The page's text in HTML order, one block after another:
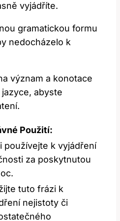
vyjádříte.
gramatickou formu
nedocházelo k
význam a konotace
abyste
Použití:
používejte k vyjádření
za poskytnutou
tuto frázi k
nejistoty či